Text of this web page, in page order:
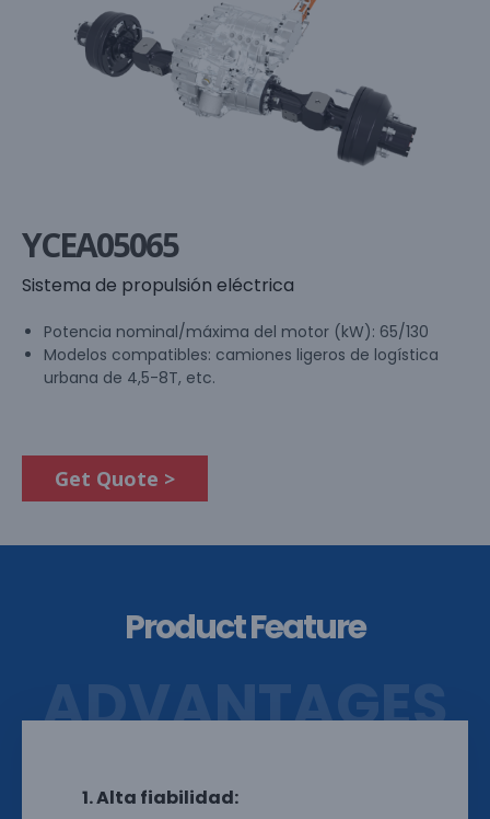
YCEA05065
Sistema de propulsión eléctrica
Potencia nominal/máxima del motor (kW): 65/130
Modelos compatibles: camiones ligeros de logística
urbana de 4,5-8T, etc.
Get Quote >
ADVANTAGES
Product Feature
1. Alta fiabilidad: